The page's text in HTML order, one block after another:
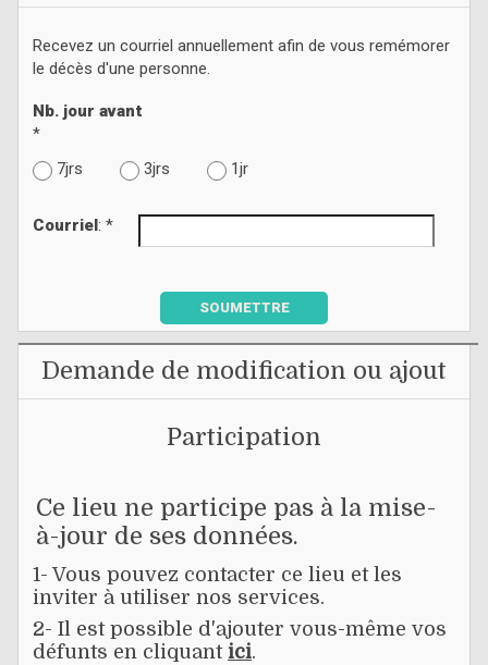
Recevez un courriel annuellement afin de vous remémorer
le décès d'une personne.
Nb. jour avant
*
7jrs
3jrs 1jr
Courriel : *
SOUMETTRE
Demande de modification ou ajout
Participation
Ce lieu ne participe pas à la mise-
à-jour de ses données.
1- Vous pouvez contacter ce lieu et les
inviter à utiliser nos services.
2- Il est possible d'ajouter vous-même vos
défunts en cliquant ici.